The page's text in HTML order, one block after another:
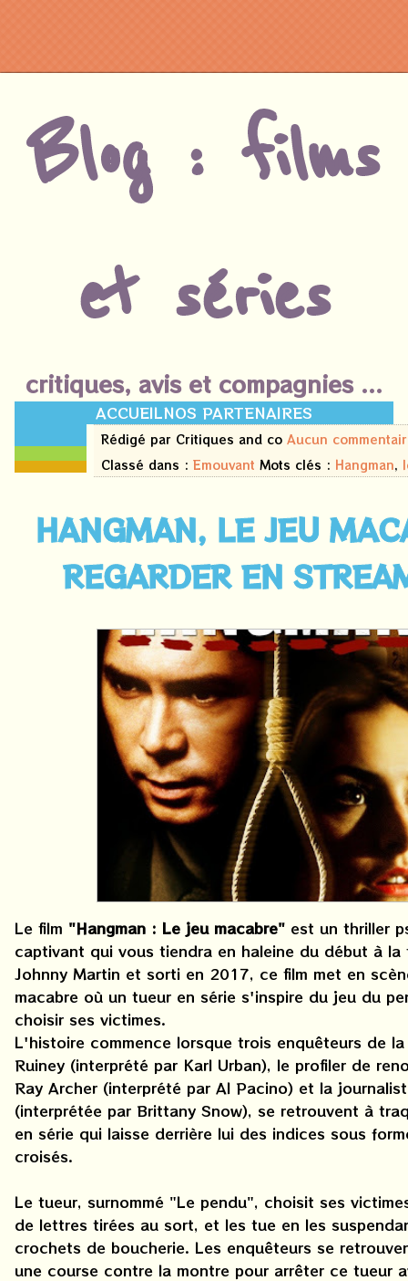
Blog : films
et séries
critiques, avis et compagnies ...
ACCUEILNOS PARTENAIRES
février
2024
Rédigé par Critiques and co Aucun
Classé dans : Emouvant Mots clés : Hangman,
HANGMAN, LE JEU
REGARDER EN
Le film "Hangman : Le jeu macabre" est un thriller
captivant qui vous tiendra en haleine du début à la
Johnny Martin et sorti en 2017, ce film met en
macabre où un tueur en série s'inspire du jeu du
choisir ses victimes.
L'histoire commence lorsque trois enquêteurs de
Ruiney (interprété par Karl Urban), le profiler de
Ray Archer (interprété par Al Pacino) et la
(interprétée par Brittany Snow), se retrouvent à
en série qui laisse derrière lui des indices sous
croisés.
Le tueur, surnommé "Le pendu", choisit ses
de lettres tirées au sort, et les tue en les
crochets de boucherie. Les enquêteurs se
une course contre la montre pour arrêter ce tueur